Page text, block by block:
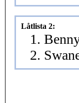
Låtlista 2:
1.
2.